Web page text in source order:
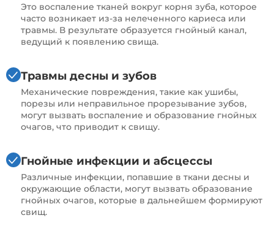
Это воспаление тканей вокруг корня зуба, которое
часто возникает из-за нелеченного кариеса или
травмы. В результате образуется гнойный канал,
ведущий к появлению свища.
Травмы десны и зубов
Механические повреждения, такие как ушибы,
порезы или неправильное прорезывание зубов,
могут вызвать воспаление и образование гнойных
очагов, что приводит к свищу.
Гнойные инфекции и абсцессы
Различные инфекции, попавшие в ткани десны и
окружающие области, могут вызвать образование
гнойных очагов, которые в дальнейшем формируют
свищ.